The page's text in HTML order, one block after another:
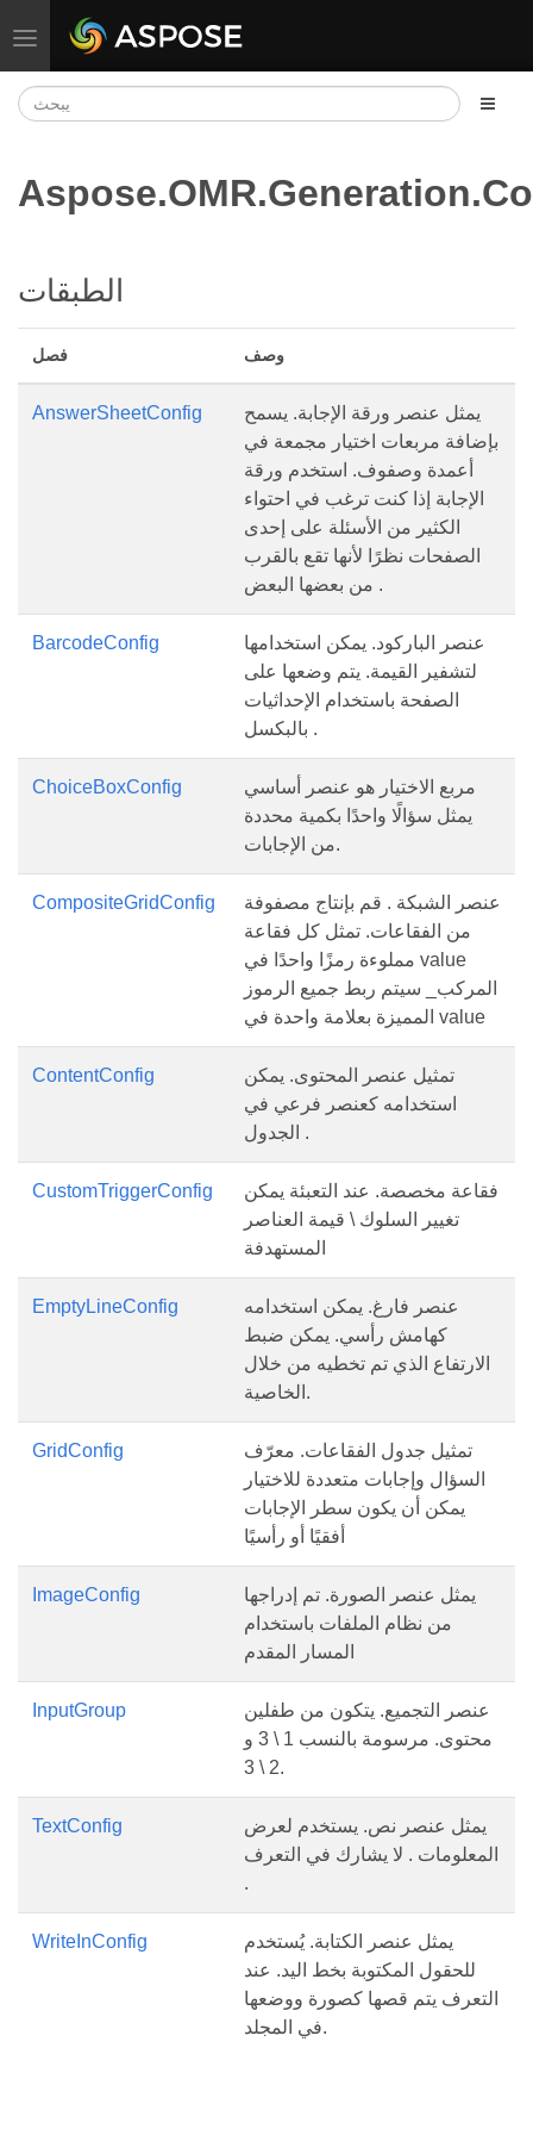
تبديل التنقل
الطبقات
فصل وصف
AnswerSheetConfig
يمثل عنصر ورقة الإجابة. يسمح
بإضافة مربعات اختيار مجمعة في
أعمدة وصفوف. استخدم ورقة
الإجابة إذا كنت ترغب في احتواء
الكثير من الأسئلة على إحدى
الصفحات نظرًا لأنها تقع بالقرب
من بعضها البعض .
BarcodeConfig
عنصر الباركود. يمكن استخدامها
لتشفير القيمة. يتم وضعها على
الصفحة باستخدام الإحداثيات
بالبكسل .
ChoiceBoxConfig
مربع الاختيار هو عنصر أساسي
يمثل سؤالًا واحدًا بكمية محددة
من الإجابات.
CompositeGridConfig
عنصر الشبكة . قم بإنتاج مصفوفة
من الفقاعات. تمثل كل فقاعة
مملوءة رمزًا واحدًا في value
المركب_ سيتم ربط جميع الرموز
المميزة بعلامة واحدة في value
ContentConfig
تمثيل عنصر المحتوى. يمكن
استخدامه كعنصر فرعي في
الجدول .
CustomTriggerConfig
فقاعة مخصصة. عند التعبئة يمكن
تغيير السلوك \ قيمة العناصر
المستهدفة
EmptyLineConfig
عنصر فارغ. يمكن استخدامه
كهامش رأسي. يمكن ضبط
الارتفاع الذي تم تخطيه من خلال
الخاصية.
GridConfig
تمثيل جدول الفقاعات. معرّف
السؤال وإجابات متعددة للاختيار
يمكن أن يكون سطر الإجابات
أفقيًا أو رأسيًا
ImageConfig
يمثل عنصر الصورة. تم إدراجها
من نظام الملفات باستخدام
المسار المقدم
InputGroup
عنصر التجميع. يتكون من طفلين
محتوى. مرسومة بالنسب 1 \ 3 و
2 \ 3.
TextConfig
يمثل عنصر نص. يستخدم لعرض
المعلومات . لا يشارك في التعرف
.
WriteInConfig
يمثل عنصر الكتابة. يُستخدم
للحقول المكتوبة بخط اليد. عند
التعرف يتم قصها كصورة ووضعها
في المجلد.